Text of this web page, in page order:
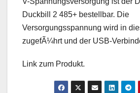
Duckbill 2 485+ bestellbar. Die
Versorgungsspannung wird in
zugefÃ¼hrt und der USB-
Link zum Produkt.